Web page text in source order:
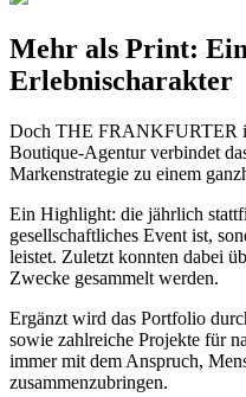
Mehr als Print:
Erlebnischarakter
Doch THE FRANKFURTER
Boutique-Agentur verbindet
Markenstrategie zu einem
Ein Highlight: die jährlich
gesellschaftliches Event ist,
leistet. Zuletzt konnten dabei
Zwecke gesammelt werden.
Ergänzt wird das Portfolio
sowie zahlreiche Projekte für
immer mit dem Anspruch,
zusammenzubringen.